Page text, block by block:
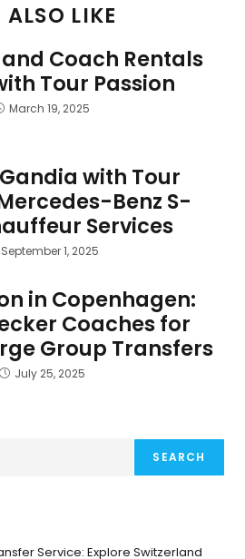
LIKE
Coach Rentals
Tour Passion
March 19, 2025
with Tour
Benz S-
Services
September 1, 2025
in Copenhagen:
Coaches for
Group Transfers
July 25, 2025
SEARCH
Service: Explore Switzerland